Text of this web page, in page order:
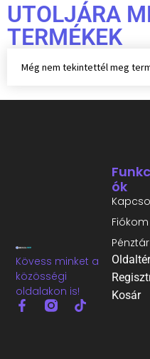
UTOLJÁRA
TERMÉKEK
Még nem tekintettél meg
Kövess minket a
közösségi
oldalakon is!
Ók
Fiókom
Pénztár
Kosár